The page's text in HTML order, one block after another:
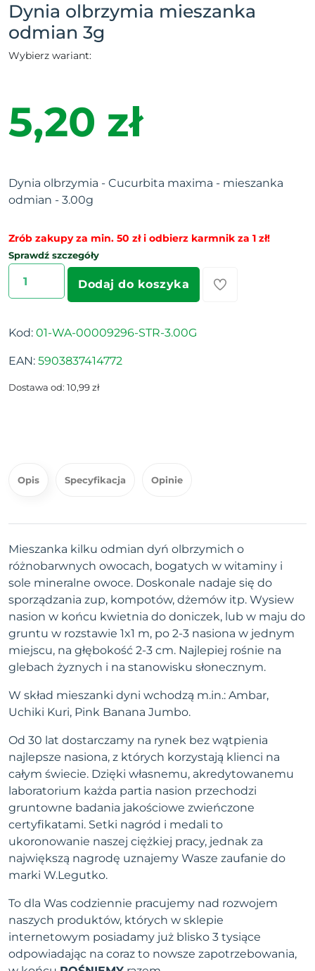
Dynia olbrzymia mieszanka
odmian 3g
Wybierz wariant:
5,20 zł
Dynia olbrzymia - Cucurbita maxima - mieszanka
odmian - 3.00g
Zrób zakupy za min. 50 zł i odbierz karmnik za 1 zł!
Sprawdź szczegóły
Dodaj do koszyka
Kod: 01-WA-00009296-STR-3.00G
EAN: 5903837414772
Dostawa od: 10,99 zł
Opis Specyfikacja Opinie
Mieszanka kilku odmian dyń olbrzymich o
różnobarwnych owocach, bogatych w witaminy i
sole mineralne owoce. Doskonale nadaje się do
sporządzania zup, kompotów, dżemów itp. Wysiew
nasion w końcu kwietnia do doniczek, lub w maju do
gruntu w rozstawie 1x1 m, po 2-3 nasiona w jednym
miejscu, na głębokość 2-3 cm. Najlepiej rośnie na
glebach żyznych i na stanowisku słonecznym.
W skład mieszanki dyni wchodzą m.in.: Ambar,
Uchiki Kuri, Pink Banana Jumbo.
Od 30 lat dostarczamy na rynek bez wątpienia
najlepsze nasiona, z których korzystają klienci na
całym świecie. Dzięki własnemu, akredytowanemu
laboratorium każda partia nasion przechodzi
gruntowne badania jakościowe zwieńczone
certyfikatami. Setki nagród i medali to
ukoronowanie naszej ciężkiej pracy, jednak za
największą nagrodę uznajemy Wasze zaufanie do
marki W.Legutko.
To dla Was codziennie pracujemy nad rozwojem
naszych produktów, których w sklepie
internetowym posiadamy już blisko 3 tysiące
odpowiadając na coraz to nowsze zapotrzebowania,